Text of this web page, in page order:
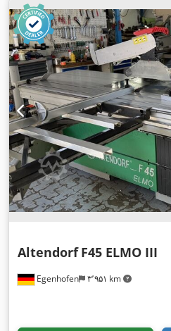
Egenhofen ۳٬۹۵۱ km
Altendorf F45 ELMO III